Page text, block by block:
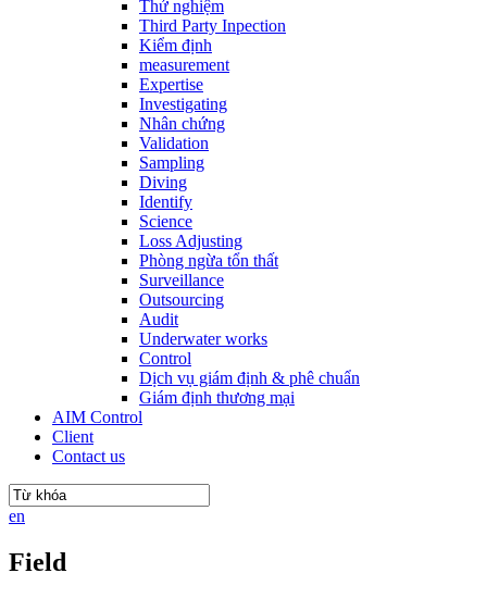
Thử nghiệm
Third Party Inpection
Kiểm định
measurement
Expertise
Investigating
Nhân chứng
Validation
Sampling
Diving
Identify
Science
Loss Adjusting
Phòng ngừa tổn thất
Surveillance
Outsourcing
Audit
Underwater works
Control
Dịch vụ giám định & phê chuẩn
Giám định thương mại
AIM Control
Client
Contact us
en
Field